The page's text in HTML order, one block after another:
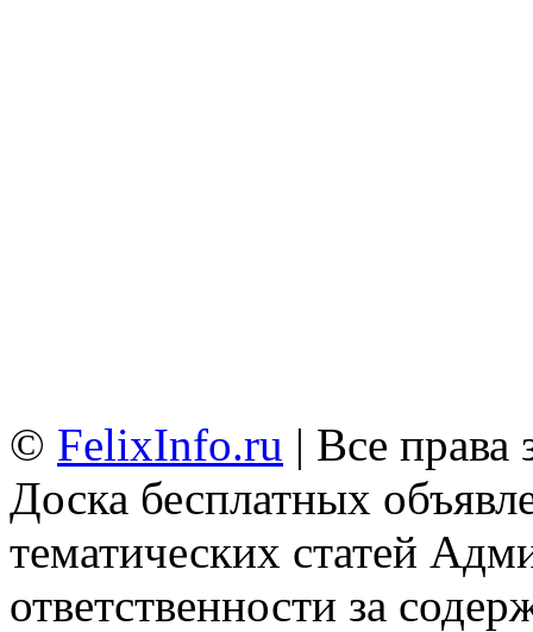
© FelixInfo.ru | Все
Доска бесплатных
тематических статей
ответственности за